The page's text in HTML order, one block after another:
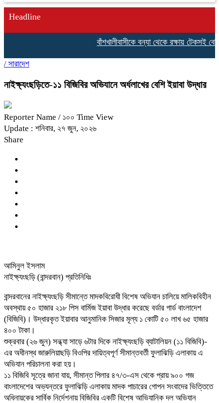
Headline
বাঁশখালীবাসীকে বন্যা থেকে রক্ষায় টেকসই
/ সারাদেশ
নাইক্ষ্যংছড়িতে-১১ বিজিবির অভিযানে অর্ধলাখের বেশি ইয়াবা উদ্ধার
Reporter Name / ১০০ Time View
Update : শনিবার, ২৭ জুন, ২০২৬
Share
আমিনুল ইসলাম
নাইক্ষ্যংছড়ি (বান্দরবান) প্রতিনিধিঃ
বান্দরবানের নাইক্ষ্যংছড়ি সীমান্তে মাদকবিরোধী বিশেষ অভিযান চালিয়ে মালিকবিহীন
অবস্থায় ৫০ হাজার ২১৮ পিস বার্মিজ ইয়াবা উদ্ধার করেছে বর্ডার গার্ড বাংলাদেশ
(বিজিবি)। উদ্ধারকৃত ইয়াবার আনুমানিক সিজার মূল্য ১ কোটি ৫০ লাখ ৬৫ হাজার
৪০০ টাকা।
শুক্রবার (২৬ জুন) সন্ধ্যা সাড়ে ৬টার দিকে নাইক্ষ্যংছড়ি ব্যাটালিয়ন (১১ বিজিবি)-
এর অধীনস্থ জারুলিয়াছড়ি বিওপির দায়িত্বপূর্ণ সীমান্তবর্তী ফুলাঝিড়ি এলাকায় এ
অভিযান পরিচালনা করা হয়।
১১ বিজিবি সূত্রে জানা যায়, সীমান্ত পিলার ৪৭/৩-এস থেকে প্রায় ৯০০ গজ
বাংলাদেশের অভ্যন্তরে ফুলাঝিড়ি এলাকায় মাদক পাচারের গোপন সংবাদের ভিত্তিতে
অধিনায়কের সার্বিক নির্দেশনায় বিজিবির একটি বিশেষ আভিযানিক দল অভিযান